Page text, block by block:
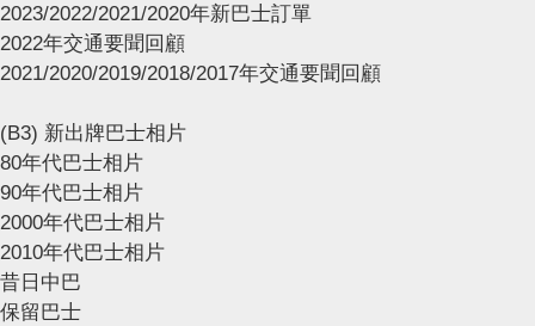
2023/2022/2021/2020年新巴士訂單
2022年交通要聞回顧
2021/2020/2019/2018/2017年交通要聞回顧
(B3) 新出牌巴士相片
80年代巴士相片
90年代巴士相片
2000年代巴士相片
2010年代巴士相片
昔日中巴
保留巴士